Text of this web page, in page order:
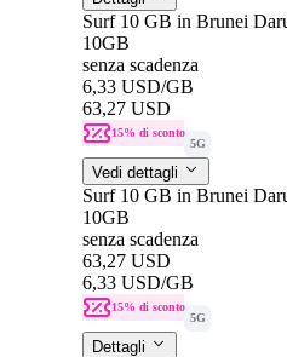
Surf 10 GB in Brunei
10GB
senza scadenza
6,33 USD/GB
63,27 USD
15% di sconto
5G
Vedi dettagli
Surf 10 GB in Brunei
10GB
senza scadenza
63,27 USD
6,33 USD/GB
15% di sconto
5G
Dettagli